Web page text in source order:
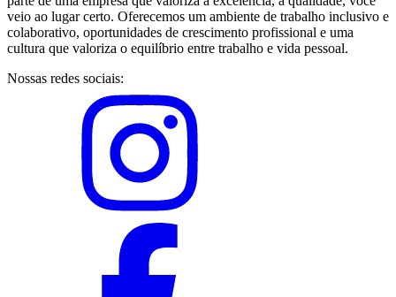
veio ao lugar certo. Oferecemos um ambiente de trabalho inclusivo e
colaborativo, oportunidades de crescimento profissional e uma
cultura que valoriza o equilíbrio entre trabalho e vida pessoal.
Nossas redes sociais: